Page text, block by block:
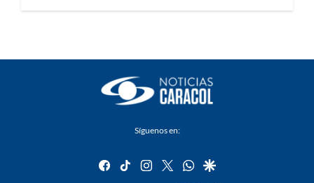
Síguenos en:
facebook
tiktok instagram
twitterwhatsapp
google